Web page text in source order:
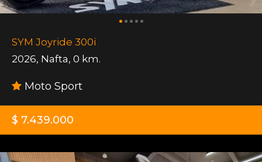
SYM Joyride 300i
2026, Nafta, 0 km.
Moto Sport
$ 7.439.000